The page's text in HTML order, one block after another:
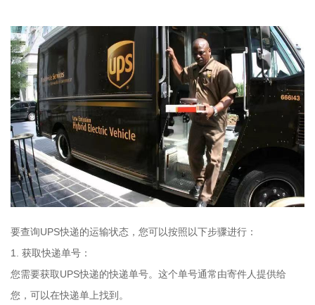
要查询UPS快递的运输状态，您可以按照以下步骤进行：
1. 获取快递单号：
您需要获取UPS快递的快递单号。这个单号通常由寄件人提供给
您，可以在快递单上找到。